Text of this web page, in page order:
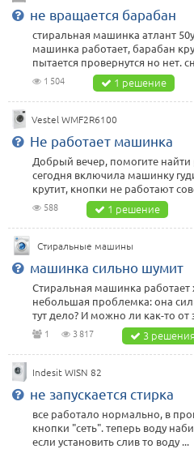
не вращается барабан
стиральная машинка атлант
машинка работает, барабан
пытается провернутся но нет.
1 504 1 решение
Vestel WMF2R6100
Не работает машинка
Добрый вечер, помогите
сегодня включила машинку
крутит, кнопки не работают
588 1 решение
Стиральные машины
машинка сильно шумит
Стиральная машинка работает
небольшая проблемка: она
тут дело? И можно ли как-то от
1 3 817 3 решения
Indesit WISN 82
не запускается стирка
все работало нормально, в
кнопки "сеть". теперь воду
если установить слив то воду ...